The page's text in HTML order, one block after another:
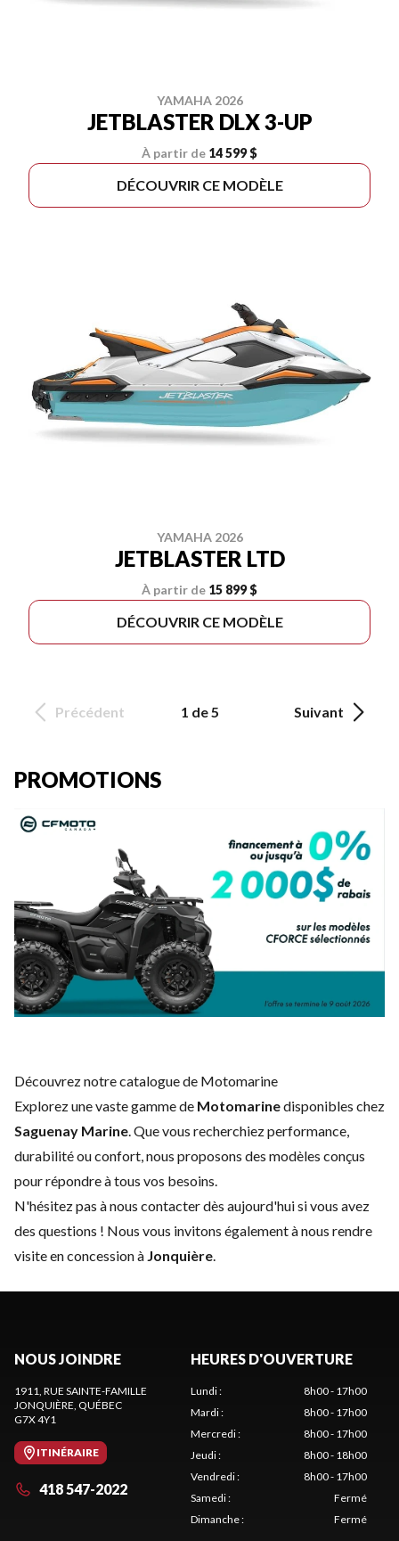
YAMAHA 2026
JETBLASTER DLX 3-UP
À partir de 14 599 $
DÉCOUVRIR CE MODÈLE
YAMAHA 2026
JETBLASTER LTD
À partir de 15 899 $
DÉCOUVRIR CE MODÈLE
Précédent 1 de 5 Suivant
PROMOTIONS
Découvrez notre catalogue de Motomarine
Explorez une vaste gamme de Motomarinedisponibles chez
Saguenay Marine. Que vous recherchiez performance,
durabilité ou confort, nous proposons des modèles conçus
pour répondre à tous vos besoins.
N'hésitez pas ànous contacterdès aujourd'hui si vous avez
des questions ! Nous vous invitons également à nous rendre
visite en concession à Jonquière.
NOUS JOINDRE
1911, RUE SAINTE-FAMILLE
JONQUIÈRE, QUÉBEC
G7X 4Y1
ITINÉRAIRE
418 547-2022
HEURES D'OUVERTURE
Lundi:
8h00 - 17h00
Mardi:
8h00 - 17h00
Mercredi:
8h00 - 17h00
Jeudi:
8h00 - 18h00
Vendredi:
8h00 - 17h00
Samedi:
Fermé
Dimanche: Fermé